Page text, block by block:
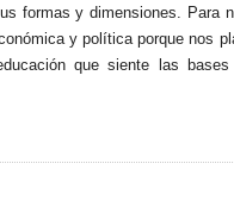
formas y dimensiones. Para
y política porque nos
que siente las